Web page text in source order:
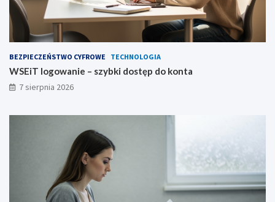
BEZPIECZEŃSTWO CYFROWE TECHNOLOGIA
WSEiT logowanie – szybki dostęp do konta
7 sierpnia 2026